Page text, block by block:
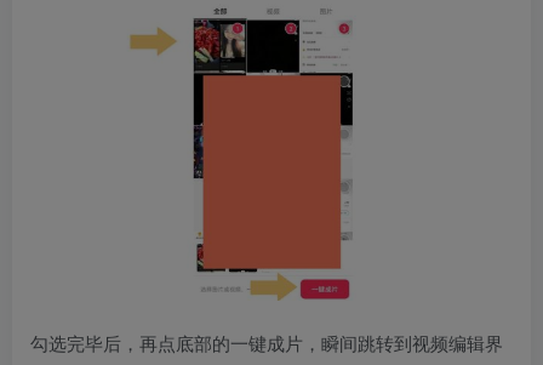
勾选完毕后，再点底部的一键成片，瞬间跳转到视频编辑界